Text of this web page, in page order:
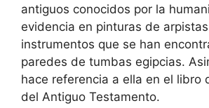
antiguos conocidos por la
evidencia en pinturas de
instrumentos que se han
paredes de tumbas egipcias.
hace referencia a ella en el libro
del Antiguo Testamento.